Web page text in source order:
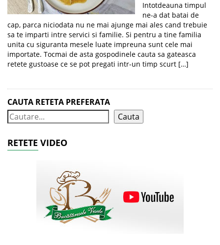
Intotdeauna timpul
ne-a dat batai de
cap, parca niciodata nu ne mai ajunge mai ales cand trebuie
sa te imparti intre servici si familie. Si pentru a tine familia
unita cu siguranta mesele luate impreuna sunt cele mai
importate. Tocmai de asta gospodinele cauta sa gateasca
retete gustoase ce se pot pregati intr-un timp scurt […]
CAUTA RETETA PREFERATA
Cauta
RETETE VIDEO